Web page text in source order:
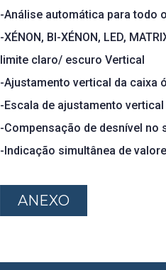
-Análise automática para todo
-XÉNON, BI-XÉNON, LED,
limite claro/ escuro Vertical
-Ajustamento vertical da caixa
-Escala de ajustamento vertical
-Compensação de desnível no
-Indicação simultânea de
ANEXO